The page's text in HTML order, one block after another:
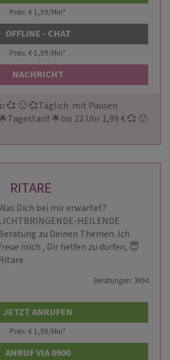
Preis: € 1,99/Min*
OFFLINE - CHAT
Preis: € 1,99/Min*
NACHRICHT
💞 🙂 💞Täglich  mit Pausen
🌟bis 22 Uhr 1,99 € 💞 🙂
RITARE
Dich bei mir erwartet?
LICHTBRINGENDE-HEILENDE
Beratung zu Deinen Themen. Ich
mich , Dir helfen zu dürfen, 😇
Ritare
Beratungen: 3694
JETZT ANRUFEN
Preis: € 1,98/Min*
ANRUF VIA 0900